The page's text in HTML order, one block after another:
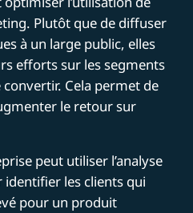
Plutôt que de diffuser
à un large public, elles
efforts sur les segments
Cela permet de
le retour sur
peut utiliser l’analyse
les clients qui
pour un produit